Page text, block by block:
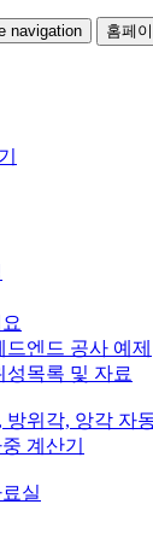
navigation 홈페
엔드 공사 예제
성목록 및 자료
위각, 앙각 자
계산기
실